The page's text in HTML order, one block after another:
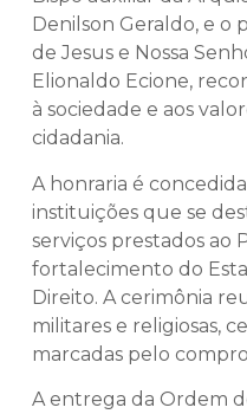
Denilson Geraldo, e o
de Jesus e Nossa
Elionaldo Ecione,
à sociedade e aos
cidadania.
A honraria é
instituições que se
serviços prestados ao
fortalecimento do
Direito. A cerimônia
militares e religiosas,
marcadas pelo
A entrega da Ordem